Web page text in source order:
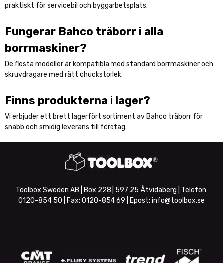
praktiskt för servicebil och byggarbetsplats.
Fungerar Bahco träborr i alla
borrmaskiner?
De flesta modeller är kompatibla med standard borrmaskiner och
skruvdragare med rätt chuckstorlek.
Finns produkterna i lager?
Vi erbjuder ett brett lagerfört sortiment av Bahco träborr för
snabb och smidig leverans till företag.
Toolbox Sweden AB | Box 228 | 597 25 Åtvidaberg | Telefon:
0120-854 50 | Fax: 0120-854 69 | Epost: info@toolbox.se